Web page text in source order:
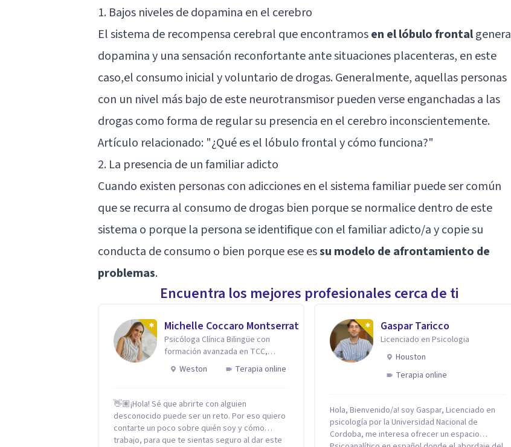
1. Bajos niveles de dopamina en el cerebro
El sistema de recompensa cerebral que encontramosen el lóbulo frontalgenera
dopaminay una sensación reconfortante ante situaciones placenteras, en este
caso,el consumo inicial y voluntario de drogas. Generalmente, aquellas personas
con un nivel más bajo de este neurotransmisor pueden verse enganchadas a las
drogas como forma de regular su presencia en el cerebro inconscientemente.
Artículo relacionado: "¿Qué es el lóbulo frontal y cómo funciona?"
2. La presencia de un familiar adicto
Cuando existen personas con adicciones en el sistema familiar puede ser común
que se recurra al consumo de drogas bien porque se normalice dentro de este
sistema o porque la persona se identifique con el familiar adicto/a y copie su
conducta de consumo o bien porque ese essu modelo de afrontamiento de
problemas.
Encuentra los mejores profesionales cerca de ti
Michelle Coccaro Montserrat
Psicóloga Clínica Bilingüe con
formación avanzada en TCC,
Neurociencias e Inteligencia
Emocional.
Weston Terapia online
👋🏽¡Hola! Sé que abrirte con alguien
desconocido puede ser un reto. Por eso quiero
contarte un poco sobre quién soy y cómo
trabajo, para que te sientas seguro al dar este
Gaspar Taricco
Licenciado en Psicologia
Houston
Terapia online
Hola, Bienvenido/a! soy Gaspar, Licenciado en
psicología por la Universidad Nacional de
Cordoba, me interesa ofrecer un espacio